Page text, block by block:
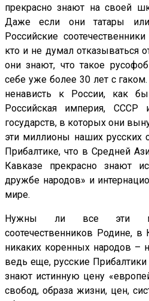
прекрасно знают на своей
Даже если они татары
Российские
кто и не думал отказываться
они знают, что такое
себе уже более 30 лет с
ненависть к России, как
Российская империя,
государств, в которых они
эти миллионы наших русских
Прибалтике, что в Средней
Кавказе прекрасно знают
дружбе народов» и
мире.
Нужны ли все эти
соотечественников Родине, в
никаких коренных народов –
ведь еще, русские
знают истинную цену
свобод, образа жизни, цен,